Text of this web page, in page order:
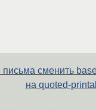
сменить
на quoted-